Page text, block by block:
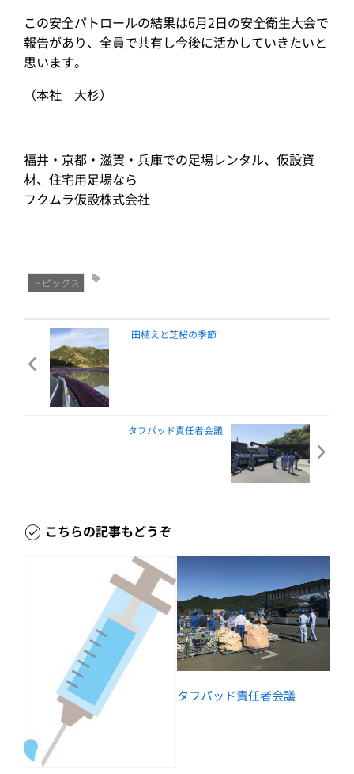
この安全パトロールの結果は6月2日の安全衛生大会で
報告があり、全員で共有し今後に活かしていきたいと
思います。
（本社 大杉）
福井・京都・滋賀・兵庫での足場レンタル、仮設資
材、住宅用足場なら
フクムラ仮設株式会社
トピックス
田植えと芝桜の季節
タフパッド責任者会議
こちらの記事もどうぞ
タフパッド責任者会議